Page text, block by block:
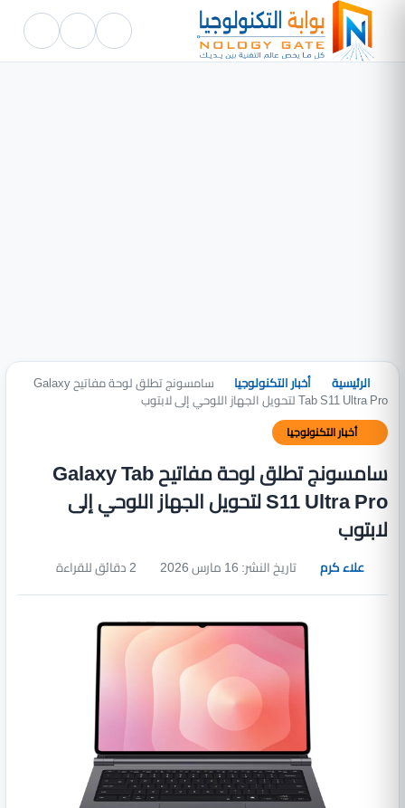
الرئيسية أخبار التكنولوجيا سامسونج تطلق لوحة مفاتيح Galaxy
Tab S11 Ultra Pro لتحويل الجهاز اللوحي إلى لابتوب
أخبار التكنولوجيا
سامسونج تطلق لوحة مفاتيح Galaxy Tab
S11 Ultra Pro لتحويل الجهاز اللوحي إلى
لابتوب
علاء كرم تاريخ النشر: 16 مارس 2026